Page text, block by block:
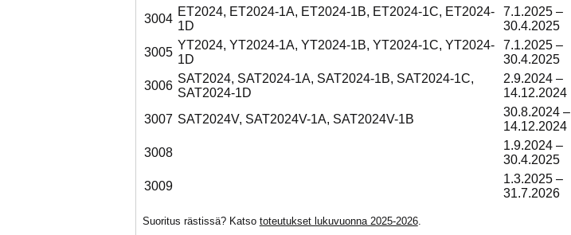
3004
ET2024, ET2024-1A, ET2024-1B, ET2024-1C, ET2024-
1D
7.1.2025 –
30.4.2025
3005
YT2024, YT2024-1A, YT2024-1B, YT2024-1C, YT2024-
1D
7.1.2025 –
30.4.2025
3006
SAT2024, SAT2024-1A, SAT2024-1B, SAT2024-1C,
SAT2024-1D
2.9.2024 –
14.12.2024
3007 SAT2024V, SAT2024V-1A, SAT2024V-1B
30.8.2024 –
14.12.2024
3008
1.9.2024 –
30.4.2025
3009
1.3.2025 –
31.7.2026
Suoritus rästissä? Katso toteutukset lukuvuonna 2025-2026.